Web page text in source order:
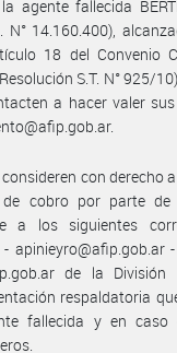
agente fallecida
N° 14.160.400),
18 del Convenio
S.T. N° 925/
a hacer valer
con derecho
de cobro por parte
a los siguientes
apinieyro@afip.gob.ar
de la División
respaldatoria
fallecida y en caso